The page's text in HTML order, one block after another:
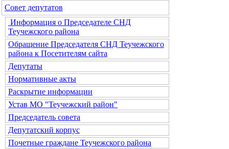
Совет депутатов
Информация о Председателе СНД
Теучежского района
Обращение Председателя СНД Теучежского
района к Посетителям сайта
Депутаты
Нормативные акты
Раскрытие информации
Устав МО "Теучежский район"
Председатель совета
Депутатский корпус
Почетные граждане Теучежского района